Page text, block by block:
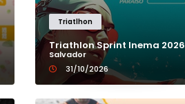
Triatlhon
Triathlon Sprint Inema 2026
Salvador
31/10/2026